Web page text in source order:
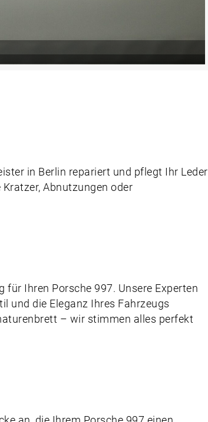
in Berlin repariert und pflegt Ihr Leder
Abnutzungen oder
Ihren Porsche 997. Unsere Experten
und die Eleganz Ihres Fahrzeugs
– wir stimmen alles perfekt